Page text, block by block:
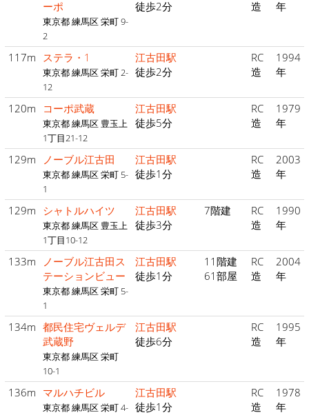
ーポ
東京都 練馬区 栄町 9-
2
徒歩2分
造
年
117m ステラ・1
東京都 練馬区 栄町 2-
12
江古田駅
徒歩2分
RC
造
1994
年
120m コーポ武蔵
東京都 練馬区 豊玉上
1丁目21-12
江古田駅
徒歩5分
RC
造
1979
年
129m ノーブル江古田
東京都 練馬区 栄町 5-
1
江古田駅
徒歩1分
RC
造
2003
年
129m シャトルハイツ
東京都 練馬区 豊玉上
1丁目10-12
江古田駅
徒歩3分
7階建
RC
造
1990
年
133m
ノーブル江古田ス
テーションビュー
東京都 練馬区 栄町 5-
1
江古田駅
徒歩1分
11階建
61部屋
RC
造
2004
年
134m 都民住宅ヴェルデ
武蔵野
東京都 練馬区 栄町
10-1
江古田駅
徒歩6分
RC
造
1995
年
136m マルハチビル
東京都 練馬区 栄町 4-
江古田駅
徒歩1分
RC
造
1978
年